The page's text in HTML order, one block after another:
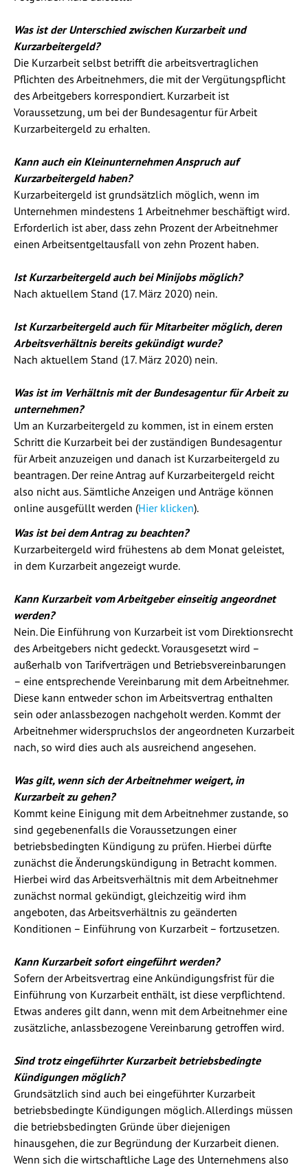
Was ist der Unterschied zwischen Kurzarbeit und
Kurzarbeitergeld?
Die Kurzarbeit selbst betrifft die arbeitsvertraglichen
Pflichten des Arbeitnehmers, die mit der Vergütungspflicht
des Arbeitgebers korrespondiert. Kurzarbeit ist
Voraussetzung, um bei der Bundesagentur für Arbeit
Kurzarbeitergeld zu erhalten.
Kann auch ein Kleinunternehmen Anspruch auf
Kurzarbeitergeld haben?
Kurzarbeitergeld ist grundsätzlich möglich, wenn im
Unternehmen mindestens 1 Arbeitnehmer beschäftigt wird.
Erforderlich ist aber, dass zehn Prozent der Arbeitnehmer
einen Arbeitsentgeltausfall von zehn Prozent haben.
Ist Kurzarbeitergeld auch bei Minijobs möglich?
Nach aktuellem Stand (17. März 2020) nein.
Ist Kurzarbeitergeld auch für Mitarbeiter möglich, deren
Arbeitsverhältnis bereits gekündigt wurde?
Nach aktuellem Stand (17. März 2020) nein.
Was ist im Verhältnis mit der Bundesagentur für Arbeit zu
unternehmen?
Um an Kurzarbeitergeld zu kommen, ist in einem ersten
Schritt die Kurzarbeit bei der zuständigen Bundesagentur
für Arbeit anzuzeigen und danach ist Kurzarbeitergeld zu
beantragen. Der reine Antrag auf Kurzarbeitergeld reicht
also nicht aus. Sämtliche Anzeigen und Anträge können
online ausgefüllt werden (Hier klicken).
Was ist bei dem Antrag zu beachten?
Kurzarbeitergeld wird frühestens ab dem Monat geleistet,
in dem Kurzarbeit angezeigt wurde.
Kann Kurzarbeit vom Arbeitgeber einseitig angeordnet
werden?
Nein. Die Einführung von Kurzarbeit ist vom Direktionsrecht
des Arbeitgebers nicht gedeckt. Vorausgesetzt wird –
außerhalb von Tarifverträgen und Betriebsvereinbarungen
– eine entsprechende Vereinbarung mit dem Arbeitnehmer.
Diese kann entweder schon im Arbeitsvertrag enthalten
sein oder anlassbezogen nachgeholt werden. Kommt der
Arbeitnehmer widerspruchslos der angeordneten Kurzarbeit
nach, so wird dies auch als ausreichend angesehen.
Was gilt, wenn sich der Arbeitnehmer weigert, in
Kurzarbeit zu gehen?
Kommt keine Einigung mit dem Arbeitnehmer zustande, so
sind gegebenenfalls die Voraussetzungen einer
betriebsbedingten Kündigung zu prüfen. Hierbei dürfte
zunächst die Änderungskündigung in Betracht kommen.
Hierbei wird das Arbeitsverhältnis mit dem Arbeitnehmer
zunächst normal gekündigt, gleichzeitig wird ihm
angeboten, das Arbeitsverhältnis zu geänderten
Konditionen – Einführung von Kurzarbeit – fortzusetzen.
Kann Kurzarbeit sofort eingeführt werden?
Sofern der Arbeitsvertrag eine Ankündigungsfrist für die
Einführung von Kurzarbeit enthält, ist diese verpflichtend.
Etwas anderes gilt dann, wenn mit dem Arbeitnehmer eine
zusätzliche, anlassbezogene Vereinbarung getroffen wird.
Sind trotz eingeführter Kurzarbeit betriebsbedingte
Kündigungen möglich?
Grundsätzlich sind auch bei eingeführter Kurzarbeit
betriebsbedingte Kündigungen möglich. Allerdings müssen
die betriebsbedingten Gründe über diejenigen
hinausgehen, die zur Begründung der Kurzarbeit dienen.
Wenn sich die wirtschaftliche Lage des Unternehmens also